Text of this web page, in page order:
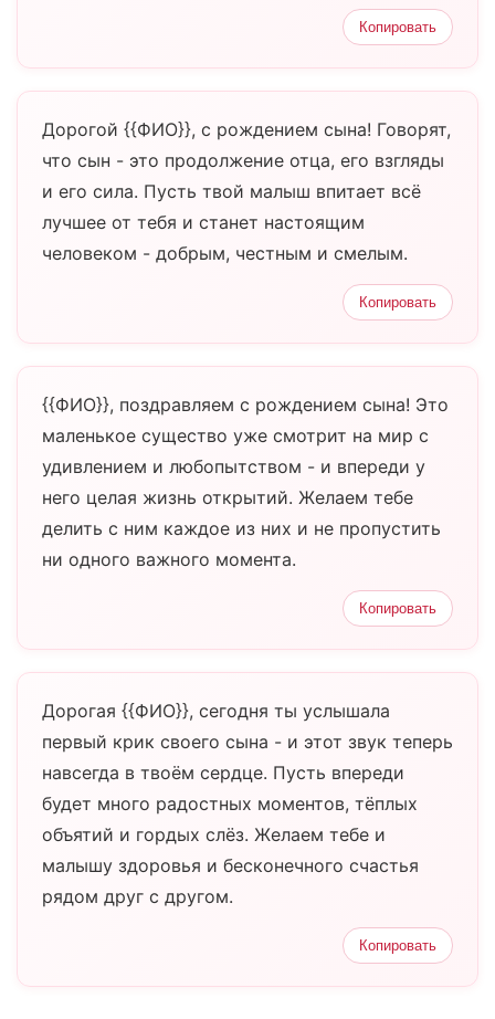
Копировать
Дорогой {{ФИО}}, с рождением сына! Говорят,
что сын - это продолжение отца, его взгляды
и его сила. Пусть твой малыш впитает всё
лучшее от тебя и станет настоящим
человеком - добрым, честным и смелым.
Копировать
{{ФИО}}, поздравляем с рождением сына! Это
маленькое существо уже смотрит на мир с
удивлением и любопытством - и впереди у
него целая жизнь открытий. Желаем тебе
делить с ним каждое из них и не пропустить
ни одного важного момента.
Копировать
Дорогая {{ФИО}}, сегодня ты услышала
первый крик своего сына - и этот звук теперь
навсегда в твоём сердце. Пусть впереди
будет много радостных моментов, тёплых
объятий и гордых слёз. Желаем тебе и
малышу здоровья и бесконечного счастья
рядом друг с другом.
Копировать